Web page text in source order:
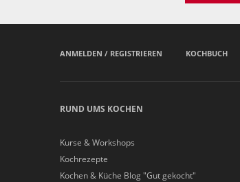
ANMELDEN / REGISTRIEREN KOCHBUCH
RUND UMS KOCHEN
Kurse & Workshops
Kochrezepte
Kochen & Küche Blog "Gut gekocht"